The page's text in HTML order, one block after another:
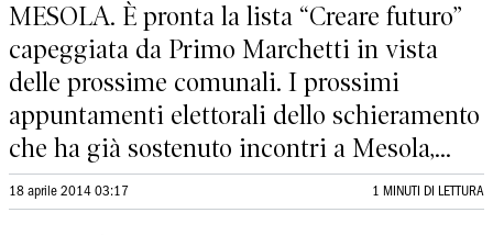
MESOLA. È pronta la lista “Creare futuro”
capeggiata da Primo Marchetti in vista
delle prossime comunali. I prossimi
appuntamenti elettorali dello schieramento
che ha già sostenuto incontri a Mesola,...
18 aprile 2014 03:17 1 MINUTI DI LETTURA